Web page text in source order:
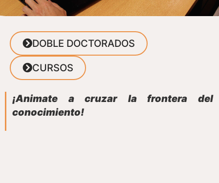
DOBLE DOCTORADOS
CURSOS
¡Animate a cruzar la frontera del
conocimiento!